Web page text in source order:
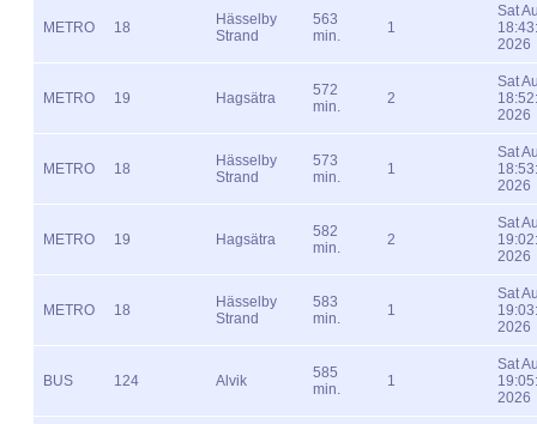
METRO 18
Hässelby
Strand
563
min.
1
Sat
2026
METRO 19 Hagsätra
572
min.
2
Sat
2026
METRO 18
Hässelby
Strand
573
min.
1
Sat
2026
METRO 19 Hagsätra
582
min.
2
Sat
2026
METRO 18
Hässelby
Strand
583
min.
1
Sat
2026
BUS 124 Alvik
585
min.
1
Sat
2026